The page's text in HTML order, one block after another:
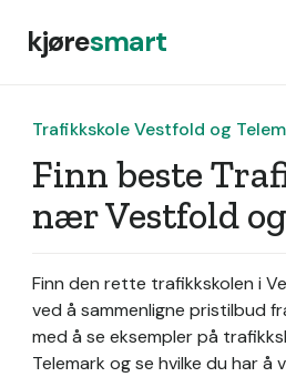
kjøresmart
Trafikkskole Vestfold og
Finn beste
nær Vestfold
Finn den rette trafikkskolen i
ved å sammenligne pristilbud
med å se eksempler på
Telemark og se hvilke du har å